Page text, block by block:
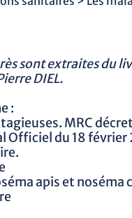
sont extraites du
DIEL.
:
MRC
Officiel du 18
apis et noséma